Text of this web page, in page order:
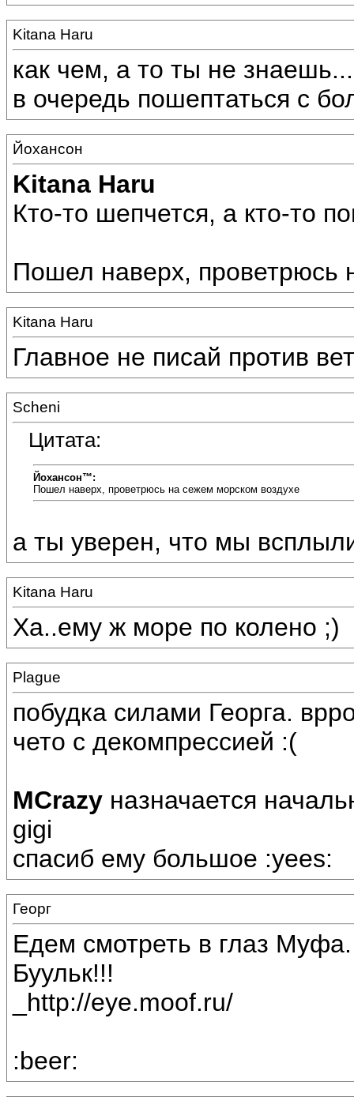
Kitana Haru
как чем, а то ты не знаешь...
в очередь пошептаться с
Йохансон
Kitana Haru
Кто-то шепчется, а кто-то
Пошел наверх, проветрюсь
Kitana Haru
Главное не писай против
Scheni
Цитата:
Йохансон™:
Пошел наверх, проветрюсь на сежем морском воздухе
а ты уверен, что мы
Kitana Haru
Ха..ему ж море по колено ;)
Plague
побудка силами Георга.
чето с декомпрессией :(
MCrazy назначается
gigi
спасиб ему большое :yees:
Георг
Едем смотреть в глаз Муфа.
Буульк!!!
_http://eye.moof.ru/
:beer: